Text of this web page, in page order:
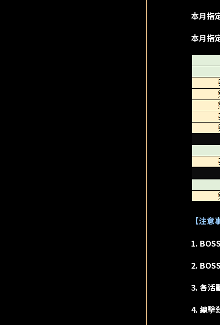
本月指
本月指
【注意
1.
2.
3. 各活
4. 總擊